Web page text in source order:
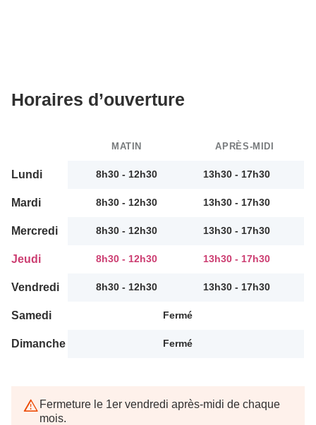
Horaires d’ouverture
MATIN APRÈS-MIDI
Lundi 8h30 - 12h30 13h30 - 17h30
Mardi 8h30 - 12h30 13h30 - 17h30
Mercredi 8h30 - 12h30 13h30 - 17h30
Jeudi 8h30 - 12h30 13h30 - 17h30
Vendredi 8h30 - 12h30 13h30 - 17h30
Samedi Fermé
Dimanche Fermé
Fermeture le 1er vendredi après-midi de chaque
mois.